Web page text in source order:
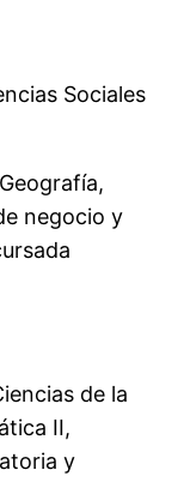
Sociales
negocio y
de la
II,
y